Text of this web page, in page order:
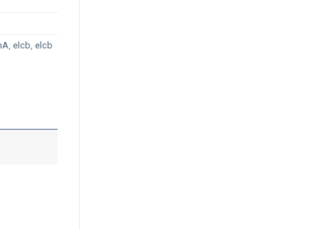
elcb elcb